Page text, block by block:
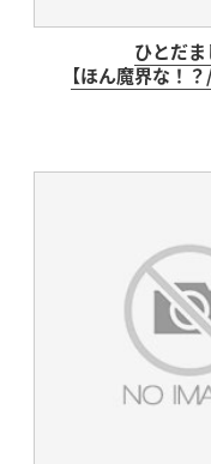
ひとだま
【ほん魔界な！